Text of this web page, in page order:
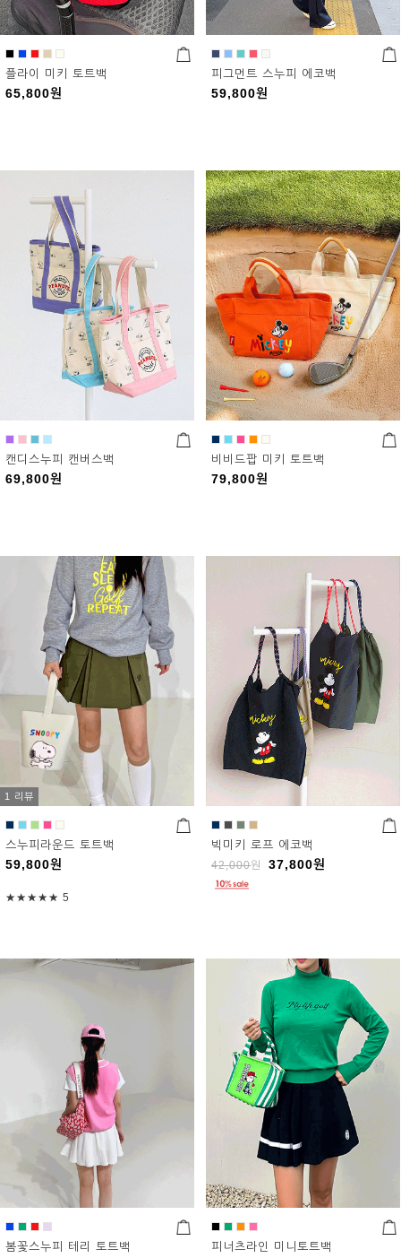
플라이 미키 토트백
65,800원
피그먼트 스누피 에코백
59,800원
캔디스누피 캔버스백
69,800원
비비드팝 미키 토트백
79,800원
1 리뷰
스누피라운드 토트백
59,800원
★★★★★ 5
빅미키 로프 에코백
42,000원 37,800원
봄꽃스누피 테리 토트백 피너츠라인 미니토트백